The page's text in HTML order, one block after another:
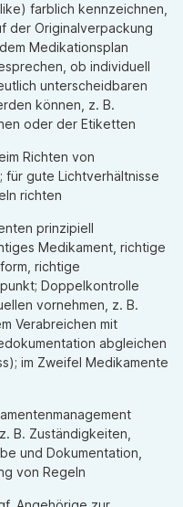
farblich kennzeichnen,
der Originalverpackung
Medikationsplan
ob individuell
unterscheidbaren
können, z. B.
oder der Etiketten
Richten von
für gute Lichtverhältnisse
richten
prinzipiell
Medikament, richtige
richtige
Doppelkontrolle
vornehmen, z. B.
Verabreichen mit
abgleichen
im Zweifel Medikamente
B. Zuständigkeiten,
und Dokumentation,
von Regeln